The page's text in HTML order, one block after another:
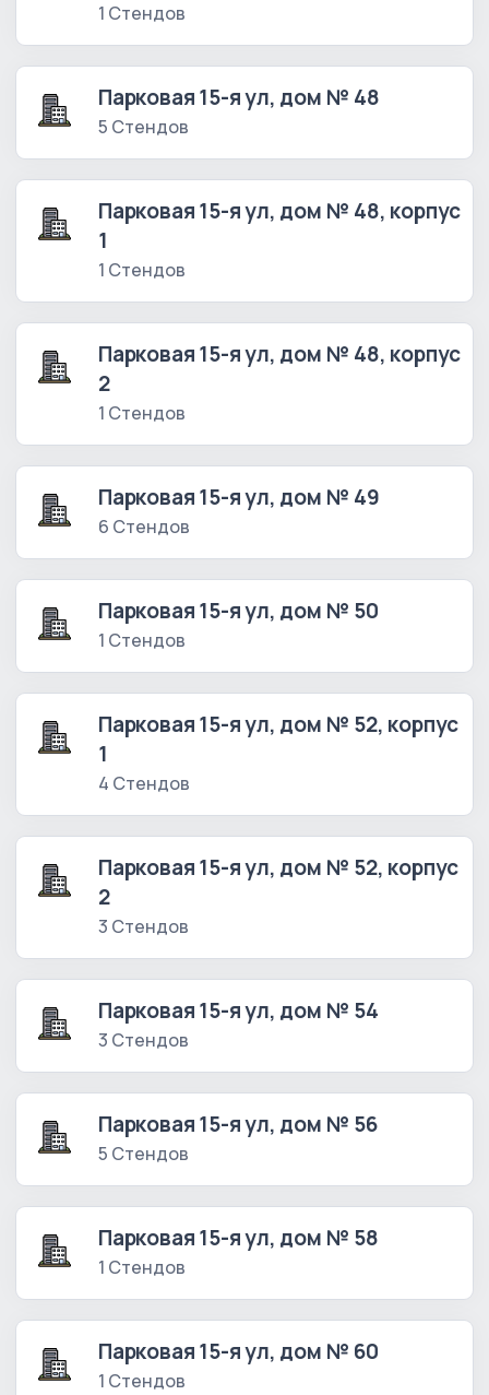
1 Стендов
Парковая 15-я ул, дом № 48
5 Стендов
Парковая 15-я ул, дом № 48, корпус
1
1 Стендов
Парковая 15-я ул, дом № 48, корпус
2
1 Стендов
Парковая 15-я ул, дом № 49
6 Стендов
Парковая 15-я ул, дом № 50
1 Стендов
Парковая 15-я ул, дом № 52, корпус
1
4 Стендов
Парковая 15-я ул, дом № 52, корпус
2
3 Стендов
Парковая 15-я ул, дом № 54
3 Стендов
Парковая 15-я ул, дом № 56
5 Стендов
Парковая 15-я ул, дом № 58
1 Стендов
Парковая 15-я ул, дом № 60
1 Стендов